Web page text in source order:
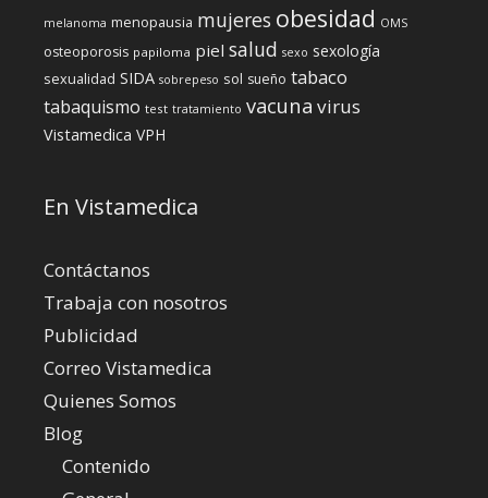
melanoma menopausia mujeres obesidad OMS
osteoporosis papiloma piel salud sexo sexología
sexualidad SIDA sobrepeso sol sueño tabaco
tabaquismo test tratamiento vacuna virus
Vistamedica VPH
En Vistamedica
Contáctanos
Trabaja con nosotros
Publicidad
Correo Vistamedica
Quienes Somos
Blog
Contenido